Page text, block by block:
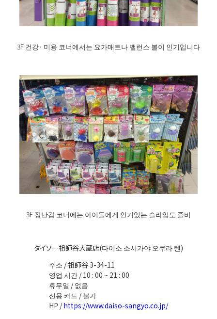
3F 건강· 미용 코너에서는 요가매트나 밸런스 볼이 인기입니다
3F 장난감 코너에는 아이들에게 인기있는 슬라임도 즐비
ダイソー祖師谷大蔵店(다이소 소시가야 오쿠라 텐)
주소 / 祖師谷 3-34-11
영업 시간 / 10 : 00 ~ 21 : 00
휴무일 / 없음
신용 카드 / 불가
HP /https://www.daiso-sangyo.co.jp/